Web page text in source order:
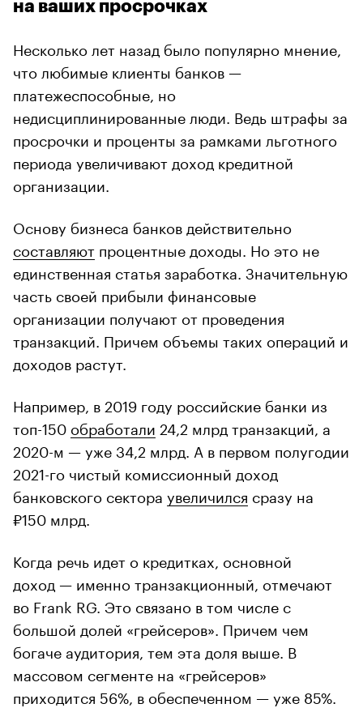
на ваших просрочках
Несколько лет назад было популярно мнение,
что любимые клиенты банков —
платежеспособные, но
недисциплинированные люди. Ведь штрафы за
просрочки и проценты за рамками льготного
периода увеличивают доход кредитной
организации.
Основу бизнеса банков действительно
составляют процентные доходы. Но это не
единственная статья заработка. Значительную
часть своей прибыли финансовые
организации получают от проведения
транзакций. Причем объемы таких операций и
доходов растут.
Например, в 2019 году российские банки из
топ-150 обработали 24,2 млрд транзакций, а
2020-м — уже 34,2 млрд. А в первом полугодии
2021-го чистый комиссионный доход
банковского сектора увеличился сразу на
₽150 млрд.
Когда речь идет о кредитках, основной
доход — именно транзакционный, отмечают
во Frank RG. Это связано в том числе с
большой долей «грейсеров». Причем чем
богаче аудитория, тем эта доля выше. В
массовом сегменте на «грейсеров»
приходится 56%, в обеспеченном — уже 85%.